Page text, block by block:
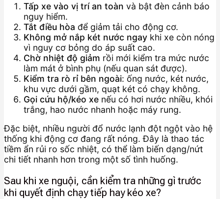
Tấp xe vào vị trí an toàn và bật đèn cảnh báo
nguy hiểm.
Tắt điều hòa để giảm tải cho động cơ.
Không mở nắp két nước ngay khi xe còn nóng
vì nguy cơ bỏng do áp suất cao.
Chờ nhiệt độ giảm rồi mới kiểm tra mức nước
làm mát ở bình phụ (nếu quan sát được).
Kiểm tra rò rỉ bên ngoài: ống nước, két nước,
khu vực dưới gầm, quạt két có chạy không.
Gọi cứu hộ/kéo xe nếu có hơi nước nhiều, khói
trắng, hao nước nhanh hoặc máy rung.
Đặc biệt, nhiều người đổ nước lạnh đột ngột vào hệ
thống khi động cơ đang rất nóng. Đây là thao tác
tiềm ẩn rủi ro sốc nhiệt, có thể làm biến dạng/nứt
chi tiết nhanh hơn trong một số tình huống.
Sau khi xe nguội, cần kiểm tra những gì trước
khi quyết định chạy tiếp hay kéo xe?